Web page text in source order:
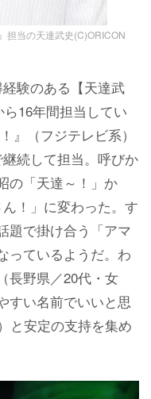
担当の天達武史(C)ORICON
験のある【天達武
16年間担当してい
』（フジテレビ系）
続して担当。呼びか
の「天達～！」か
！」に変わった。す
題で掛け合う「アマ
っているようだ。わ
長野県／20代・女
い名前でいいと思
と安定の支持を集め